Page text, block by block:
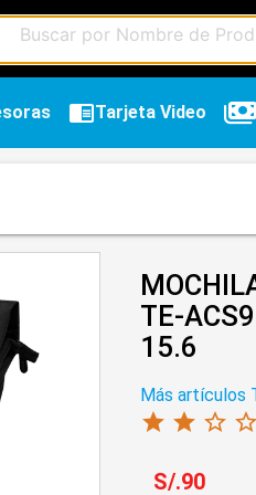
chrome_reader_modeTarjeta Video
TE-
15.6
Más artículos
star star star_border star_border
S/.90